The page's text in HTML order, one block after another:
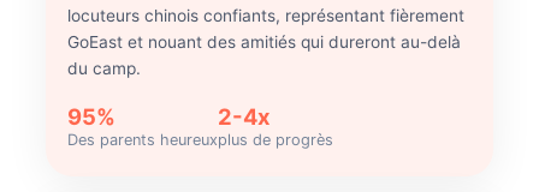
locuteurs chinois confiants, représentant fièrement
GoEast et nouant des amitiés qui dureront au-delà
du camp.
95%
Des parents heureux
2-4x
plus de progrès